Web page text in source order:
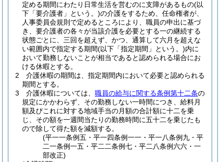
定める期間にわたり日常生活を営むのに支障があるもの(以
下「要介護者」という。)の介護をするため、任命権者が、
人事委員会規則で定めるところにより、職員の申出に基づ
き、要介護者の各々が当該介護を必要とする一の継続する
状態ごとに、三回を超えず、かつ、通算して六月を超えな
い範囲内で指定する期間(以下「指定期間」という。)内に
おいて勤務しないことが相当であると認められる場合にお
ける休暇とする。
2
介護休暇の期間は、指定期間内において必要と認められる
期間とする。
3
介護休暇については、 職員の給与に関する条例第十二条の
規定にかかわらず、その勤務しない一時間につき、給料月
額及びこれに対する地域手当の月額の合計額に十二を乗
じ、その額を一週間当たりの勤務時間に五十二を乗じたも
ので除して得た額を減額する。
(平一一条例五・平一四条例一一・平一八条例九・平
二一条例一五・平二二条例七・平二八条例六六・一
部改正)